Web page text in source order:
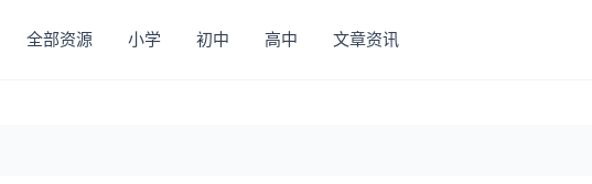
全部资源 小学 初中 高中 文章资讯